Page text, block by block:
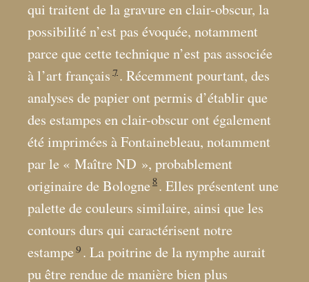
qui traitent de la gravure en clair-obscur, la
possibilité n’est pas évoquée, notamment
parce que cette technique n’est pas associée
à l’art français 7 . Récemment pourtant, des
analyses de papier ont permis d’établir que
des estampes en clair-obscur ont également
été imprimées à Fontainebleau, notamment
par le « Maître ND », probablement
originaire de Bologne8. Elles présentent une
palette de couleurs similaire, ainsi que les
contours durs qui caractérisent notre
estampe9 . La poitrine de la nymphe aurait
pu être rendue de manière bien plus